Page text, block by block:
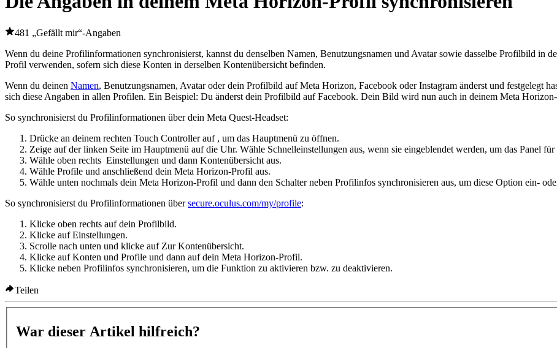
481 „Gefällt mir“-Angaben
Wenn du deine Profilinformationen synchronisierst, kannst du denselben Namen, Benutzungsnamen und Avatar sowie dasselbe Profilbild in
Profil verwenden, sofern sich diese Konten in derselben Kontenübersicht befinden.
Wenn du deinen Namen, Benutzungsnamen, Avatar oder dein Profilbild auf Meta Horizon, Facebook oder Instagram änderst und festgelegt
sich diese Angaben in allen Profilen. Ein Beispiel: Du änderst dein Profilbild auf Facebook. Dein Bild wird nun auch in deinem Meta
So synchronisierst du Profilinformationen über dein Meta Quest-Headset:
Drücke an deinem rechten Touch Controller auf , um das Hauptmenü zu öffnen.
Zeige auf der linken Seite im Hauptmenü auf die Uhr. Wähle Schnelleinstellungen aus, wenn sie eingeblendet werden, um das Panel für
Wähle oben rechts Einstellungen und dann Kontenübersicht aus.
Wähle Profile und anschließend dein Meta Horizon-Profil aus.
Wähle unten nochmals dein Meta Horizon-Profil und dann den Schalter neben Profilinfos synchronisieren aus, um diese Option ein-
So synchronisierst du Profilinformationen übersecure.oculus.com/my/profile:
Klicke oben rechts auf dein Profilbild.
Klicke aufEinstellungen.
Scrolle nach unten und klicke auf Zur Kontenübersicht.
Klicke aufKonten und Profile und dann auf dein Meta Horizon-Profil.
Klicke neben Profilinfos synchronisieren, um die Funktion zu aktivieren bzw. zu deaktivieren.
Teilen
War dieser Artikel hilfreich?